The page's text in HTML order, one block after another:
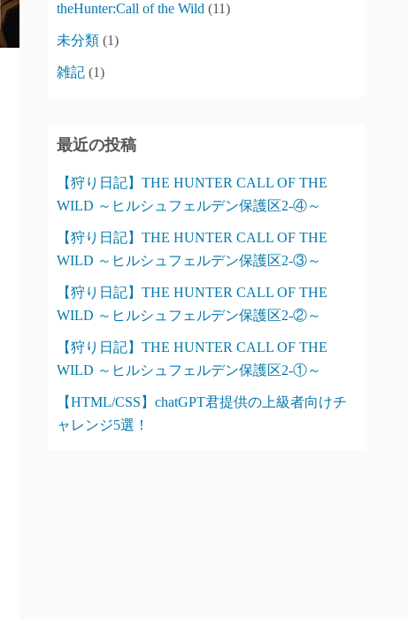
theHunter:Call of the Wild (11)
未分類 (1)
雑記 (1)
最近の投稿
【狩り日記】THE HUNTER CALL OF THE
WILD ～ヒルシュフェルデン保護区2-④～
【狩り日記】THE HUNTER CALL OF THE
WILD ～ヒルシュフェルデン保護区2-③～
【狩り日記】THE HUNTER CALL OF THE
WILD ～ヒルシュフェルデン保護区2-②～
【狩り日記】THE HUNTER CALL OF THE
WILD ～ヒルシュフェルデン保護区2-①～
【HTML/CSS】chatGPT君提供の上級者向けチ
ャレンジ5選！